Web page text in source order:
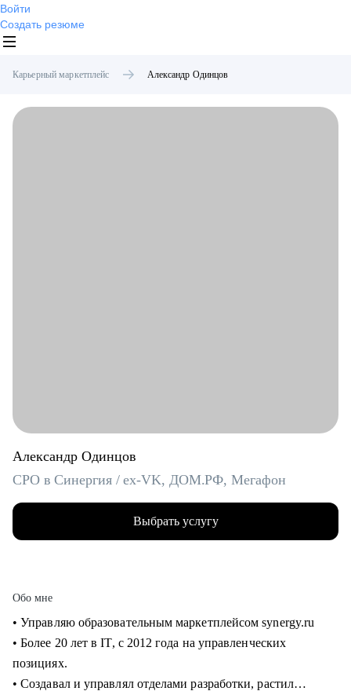
Войти
Создать резюме
Карьерный маркетплейс Александр Одинцов
Александр Одинцов
CPO в Синергия / ex-VK, ДОМ.РФ, Мегафон
Выбрать услугу
Обо мне
• Управляю образовательным маркетплейсом synergy.ru
• Более 20 лет в IT, c 2012 года на управленческих
позициях.
• Создавал и управлял отделами разработки, растил